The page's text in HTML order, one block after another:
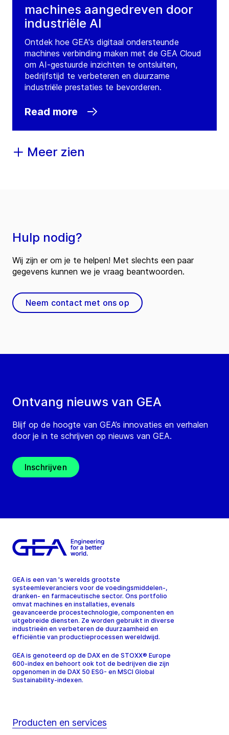
machines aangedreven door
industriële AI
Ontdek hoe GEA's digitaal ondersteunde
machines verbinding maken met de GEA Cloud
om AI-gestuurde inzichten te ontsluiten,
bedrijfstijd te verbeteren en duurzame
industriële prestaties te bevorderen.
Read more
Meer zien
Ontvang nieuws van GEA
Blijf op de hoogte van GEA’s innovaties en verhalen
door je in te schrijven op nieuws van GEA.
Inschrijven
Hulp nodig?
Wij zijn er om je te helpen! Met slechts een paar
gegevens kunnen we je vraag beantwoorden.
Neem contact met ons op
GEA is een van 's werelds grootste
systeemleveranciers voor de voedingsmiddelen-,
dranken- en farmaceutische sector. Ons portfolio
omvat machines en installaties, evenals
geavanceerde procestechnologie, componenten en
uitgebreide diensten. Ze worden gebruikt in diverse
industrieën en verbeteren de duurzaamheid en
efficiëntie van productieprocessen wereldwijd.
GEA is genoteerd op de DAX en de STOXX® Europe
600-index en behoort ook tot de bedrijven die zijn
opgenomen in de DAX 50 ESG- en MSCI Global
Sustainability-indexen.
Producten en services